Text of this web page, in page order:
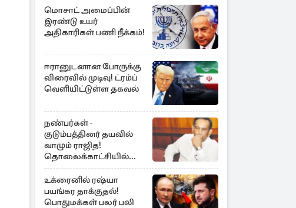
மொசாட் அமைப்பின்
இரண்டு உயர்
அதிகாரிகள் பணி நீக்கம்!
ஈரானுடனான போருக்கு
விரைவில் முடிவு! ட்ரம்ப்
வெளியிட்டுள்ள தகவல்
நண்பர்கள் -
குடும்பத்தினர் தயவில்
வாழும் ராஜித!
தொலைக்காட்சியில்
குமுறல்
உக்ரைனில் ரஷ்யா
பயங்கர தாக்குதல்!
பொதுமக்கள் பலர் பலி